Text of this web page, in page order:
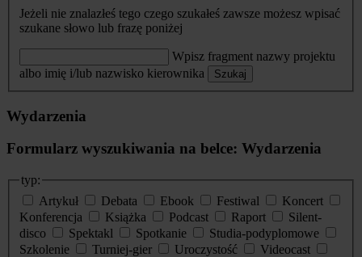
Jeżeli nie znalazłeś tego czego szukałeś zawsze możesz wpisać
szukane słowo lub frazę poniżej
Wpisz fragment nazwy projektu
albo imię i/lub nazwisko kierownika
Szukaj
Wydarzenia
Formularz wyszukiwania na belce: Wydarzenia
typ:
Artykuł
Debata Ebook Festiwal
Koncert
Konferencja
Książka Podcast Raport
Silent-
disco
Spektakl Spotkanie
Studia-podyplomowe
Szkolenie
Turniej-gier Uroczystość
Videocast